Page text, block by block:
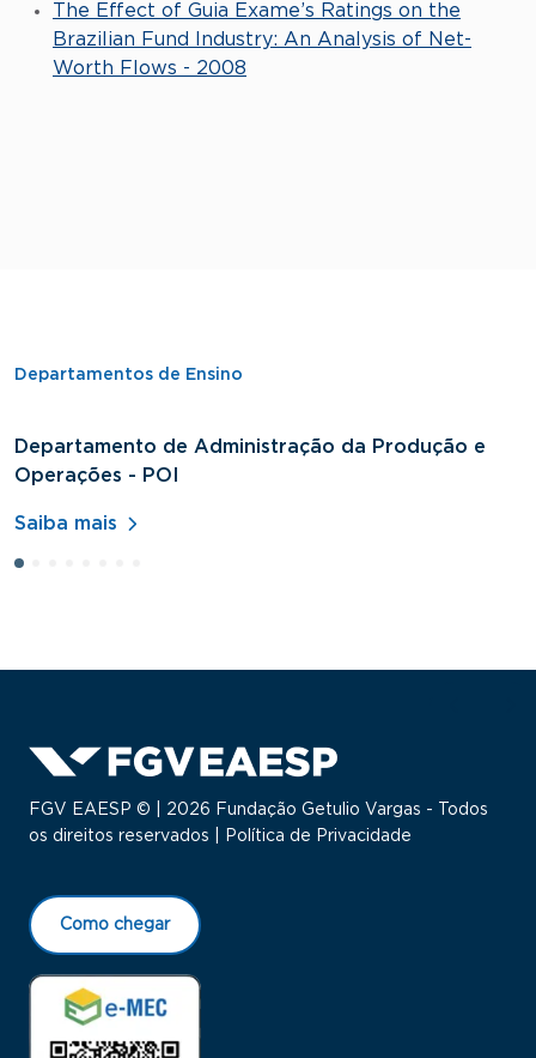
The Effect of Guia Exame’s Ratings on the
Brazilian Fund Industry: An Analysis of Net-
Worth Flows - 2008
Departamentos de Ensino
Departamento de Administração da Produção e
Operações - POI
Saiba mais
FGV EAESP © | 2026 Fundação Getulio Vargas - Todos
os direitos reservados |
Política de Privacidade
Como chegar